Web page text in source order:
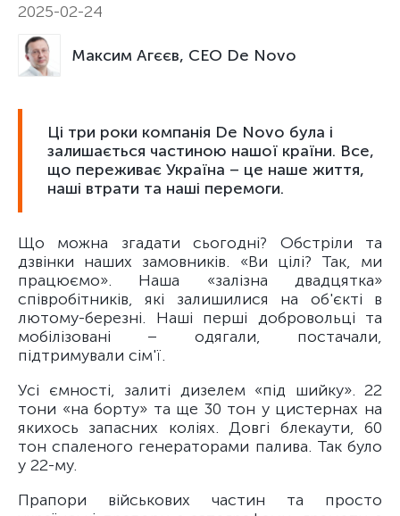
2025-02-24
Максим Агєєв, CEO De Novo
Ці три роки компанія De Novo була і
залишається частиною нашої країни. Все,
що переживає Україна – це наше життя,
наші втрати та наші перемоги.
Що можна згадати сьогодні? Обстріли та
дзвінки наших замовників. «Ви цілі? Так, ми
працюємо». Наша «залізна двадцятка»
співробітників, які залишилися на об'єкті в
лютому-березні. Наші перші добровольці та
мобілізовані – одягали, постачали,
підтримували сім'ї.
Усі ємності, залиті дизелем «під шийку». 22
тони «на борту» та ще 30 тон у цистернах на
якихось запасних коліях. Довгі блекаути, 60
тон спаленого генераторами палива. Так було
у 22-му.
Прапори військових частин та просто